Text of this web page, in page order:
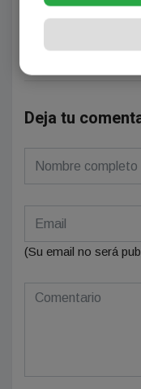
Deja tu
(Su email no será